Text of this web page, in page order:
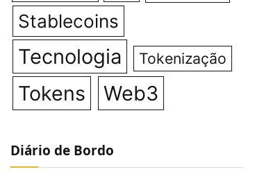
Stablecoins
Tecnologia Tokenização
Tokens Web3
Diário de Bordo